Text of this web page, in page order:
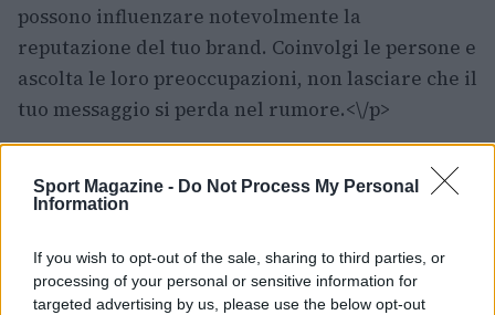
Sport Magazine - Do Not Process My Personal
Information
If you wish to opt-out of the sale, sharing to third parties, or
processing of your personal or sensitive information for
targeted advertising by us, please use the below opt-out
possono influenzare notevolmente la
reputazione del tuo brand. Coinvolgi le persone e
ascolta le loro preoccupazioni, non lasciare che il
tuo messaggio si perda nel rumore.<\/p>
ma anche nelle tue pratiche aziendali. Un
vantaggio competitivo nel mercato attuale.<\/p>
3.Misura l’impatto : Analizza come le tue